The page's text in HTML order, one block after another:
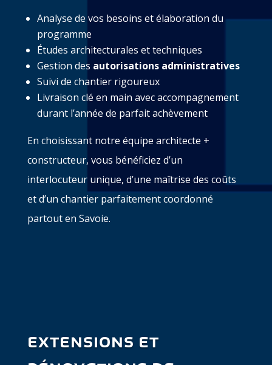
Analyse de vos besoins et élaboration du
programme
Études architecturales et techniques
Gestion des autorisations administratives
Suivi de chantier rigoureux
Livraison clé en main avec accompagnement
durant l’année de parfait achèvement
En choisissant notre équipe architecte +
constructeur, vous bénéficiez d’un
interlocuteur unique, d’une maîtrise des coûts
et d’un chantier parfaitement coordonné
partout en Savoie.
EXTENSIONS ET